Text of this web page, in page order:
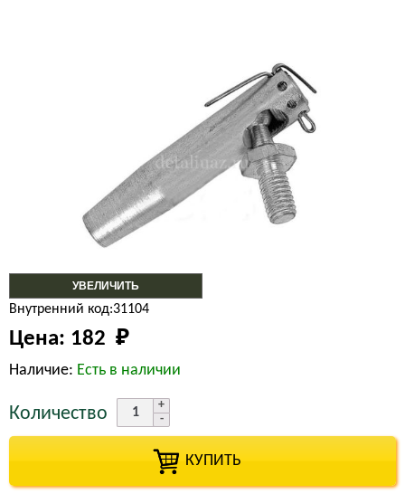
УВЕЛИЧИТЬ
Внутренний код:31104
Цена: 182 ₽
Наличие: Есть в наличии
Количество
КУПИТЬ